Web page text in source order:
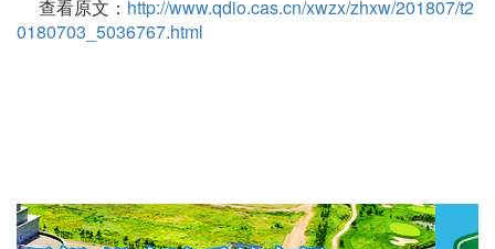
查看原文： http://www.qdio.cas.cn/xwzx/zhxw/201807/t2
0180703_5036767.html